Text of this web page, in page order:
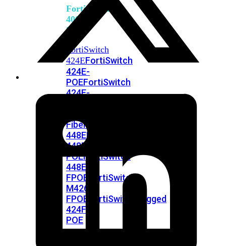
FortiSwitch
400
Series
FortiSwitch
424EFortiSwitch
424E-
POEFortiSwitch
424E-
Fiber
448EFortiSwitch
448E-
POEFortiSwitch
448E-
FPOE
FortiSwitch
M426E-
FPOE
FortiSwitchRugged
424F-
POE